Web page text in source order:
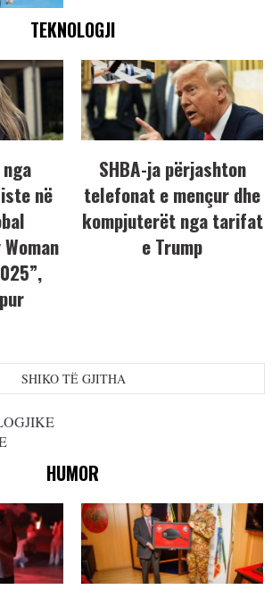
TEKNOLOGJI
në
SHBA-ja përjashton
telefonat e mençur dhe
kompjuterët nga tarifat
e Trump
SHIKO TË GJITHA
HUMOR